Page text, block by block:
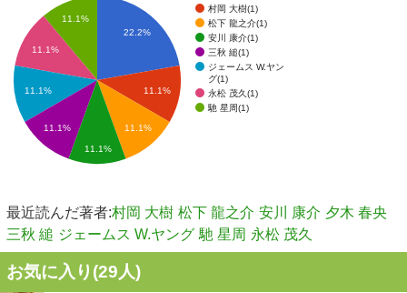
村岡 大樹(1)
松下 龍之介(1)
安川 康介(1)
三秋 縋(1)
ジェームス W.ヤン
グ(1)
永松 茂久(1)
馳 星周(1)
22.2%
11.1%
11.1%
11.1%
11.1%
11.1%
11.1%
11.1%
最近読んだ著者:村岡 大樹 松下 龍之介 安川 康介 夕木 春央
三秋 縋 ジェームス W.ヤング 馳 星周 永松 茂久
お気に入り(29人)